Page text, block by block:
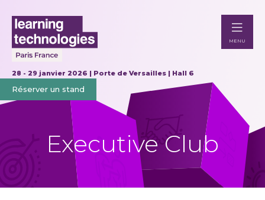
28 - 29 janvier 2026 | Porte de Versailles | Hall 6
Réserver un stand
MENU
Executive Club